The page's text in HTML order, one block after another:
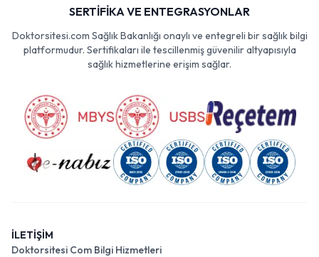
SERTİFİKA VE ENTEGRASYONLAR
Doktorsitesi.com Sağlık Bakanlığı onaylı ve entegreli bir sağlık bilgi
platformudur. Sertifikaları ile tescillenmiş güvenilir altyapısıyla
sağlık hizmetlerine erişim sağlar.
İLETİŞİM
Doktorsitesi Com Bilgi Hizmetleri